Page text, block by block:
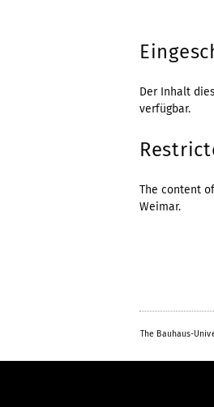
Der Inhalt
verfügbar.
The content
Weimar.
The Bauhaus-